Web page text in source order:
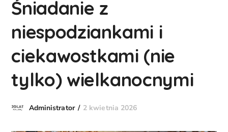
Śniadanie z
niespodziankami i
ciekawostkami (nie
tylko) wielkanocnymi
Administrator 2 kwietnia 2026